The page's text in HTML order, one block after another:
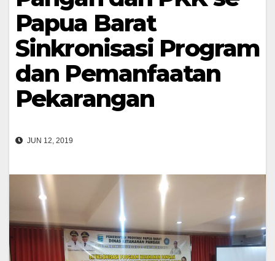
Papua Barat
Sinkronisasi Program
dan Pemanfaatan
Pekarangan
JUN 12, 2019